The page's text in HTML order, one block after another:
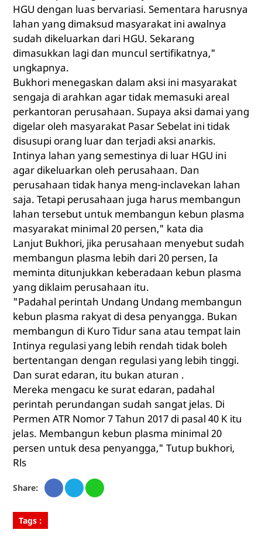
HGU dengan luas bervariasi. Sementara harusnya
lahan yang dimaksud masyarakat ini awalnya
sudah dikeluarkan dari HGU. Sekarang
dimasukkan lagi dan muncul sertifikatnya,"
ungkapnya.
Bukhori menegaskan dalam aksi ini masyarakat
sengaja di arahkan agar tidak memasuki areal
perkantoran perusahaan. Supaya aksi damai yang
digelar oleh masyarakat Pasar Sebelat ini tidak
disusupi orang luar dan terjadi aksi anarkis.
Intinya lahan yang semestinya di luar HGU ini
agar dikeluarkan oleh perusahaan. Dan
perusahaan tidak hanya meng-inclavekan lahan
saja. Tetapi perusahaan juga harus membangun
lahan tersebut untuk membangun kebun plasma
masyarakat minimal 20 persen," kata dia
Lanjut Bukhori, jika perusahaan menyebut sudah
membangun plasma lebih dari 20 persen, Ia
meminta ditunjukkan keberadaan kebun plasma
yang diklaim perusahaan itu.
"Padahal perintah Undang Undang membangun
kebun plasma rakyat di desa penyangga. Bukan
membangun di Kuro Tidur sana atau tempat lain
Intinya regulasi yang lebih rendah tidak boleh
bertentangan dengan regulasi yang lebih tinggi.
Dan surat edaran, itu bukan aturan .
Mereka mengacu ke surat edaran, padahal
perintah perundangan sudah sangat jelas. Di
Permen ATR Nomor 7 Tahun 2017 di pasal 40 K itu
jelas. Membangun kebun plasma minimal 20
persen untuk desa penyangga," Tutup bukhori,
Rls
Share:
Tags :